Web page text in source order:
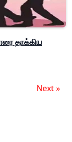
தாக்கிய
Next »